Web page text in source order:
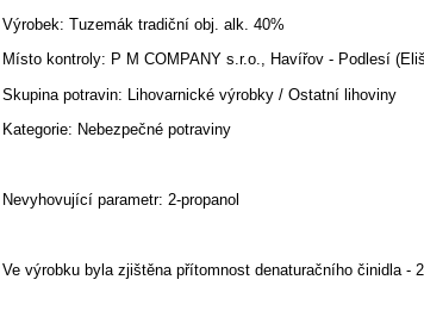
Výrobek: Tuzemák tradiční obj. alk. 40%
Místo kontroly: P M COMPANY s.r.o., Havířov - Podlesí
Skupina potravin: Lihovarnické výrobky / Ostatní lihoviny
Kategorie: Nebezpečné potraviny
Nevyhovující parametr: 2-propanol
Ve výrobku byla zjištěna přítomnost denaturačního činidla -